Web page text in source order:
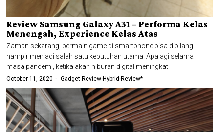
Review Samsung Galaxy A31 – Performa Kelas
Menengah, Experience Kelas Atas
Zaman sekarang, bermain game di smartphone bisa dibilang
hampir menjadi salah satu kebutuhan utama. Apalagi selama
masa pandemi, ketika akan hiburan digital meningkat
October 11, 2020 Gadget Review· Hybrid · Review*